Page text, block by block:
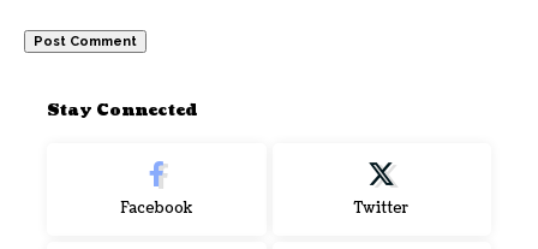
Stay Connected
Facebook Twitter